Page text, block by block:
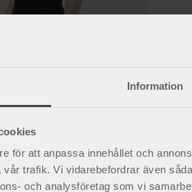
Information
för att anpassa innehållet och
trafik. Vi vidarebefordrar även
och analysföretag som vi
gynekomasti eller fettsugning